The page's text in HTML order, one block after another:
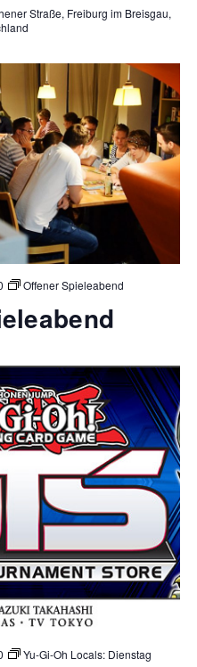
Straße, Freiburg im Breisgau,
Offener Spieleabend
Yu-Gi-Oh Locals: Dienstag